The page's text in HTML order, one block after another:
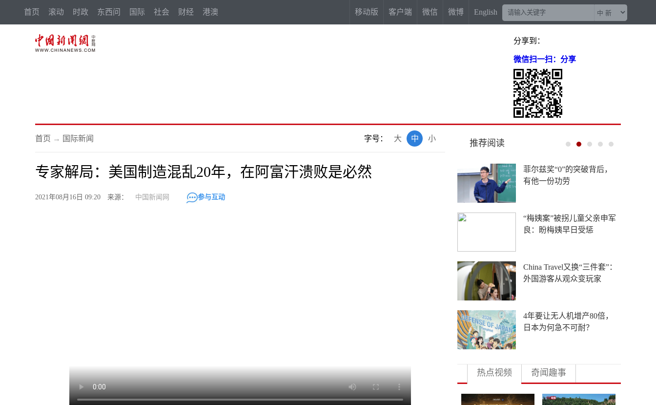
首页 滚动 时政 东西问 国际 社会 财经 港澳 移动版 客户端 微信 微博 English
分享到：
微信扫一扫：分享
首页 → 国际新闻 字号： 小
中
大
专家解局：美国制造混乱20年，在阿富汗溃败是必然
2021年08月16日 09:20 来源： 中国新闻网 参与互动
推荐阅读
多地向县放权 激活发展一
池春水
湖北咸宁：长江赋能绿色蝶
变 湿地筑牢候鸟粮仓
台军“汉光演习”状况频出
“新花样”备受争议
金价收复部分“失地” 长期趋
势待确认
热点视频 奇闻趣事